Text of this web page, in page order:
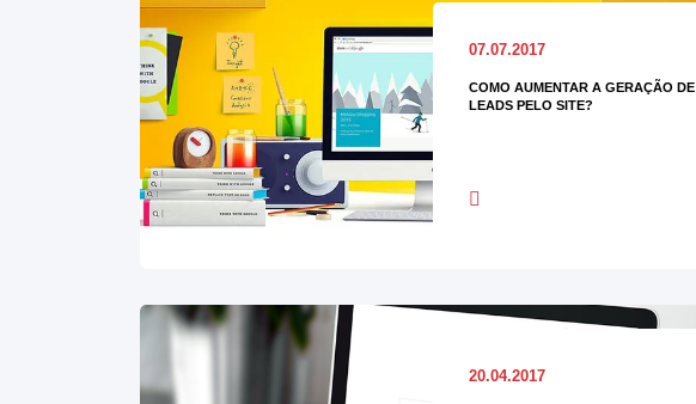
07.07.2017
COMO AUMENTAR A GERAÇÃO DE
LEADS PELO SITE?
20.04.2017